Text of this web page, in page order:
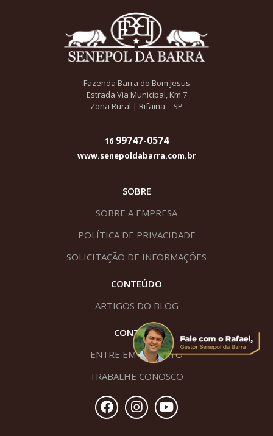
Fazenda Barra do Bom Jesus
Estrada Via Municipal, Km 7
Zona Rural | Rifaina – SP
1699747-0574
www.senepoldabarra.com.br
SOBRE
SOBRE A EMPRESA
POLÍTICA DE PRIVACIDADE
SOLICITAÇÃO DE INFORMAÇÕES
CONTEÚDO
ARTIGOS DO BLOG
CONTATO
ENTRE EM CONTATO
TRABALHE CONOSCO